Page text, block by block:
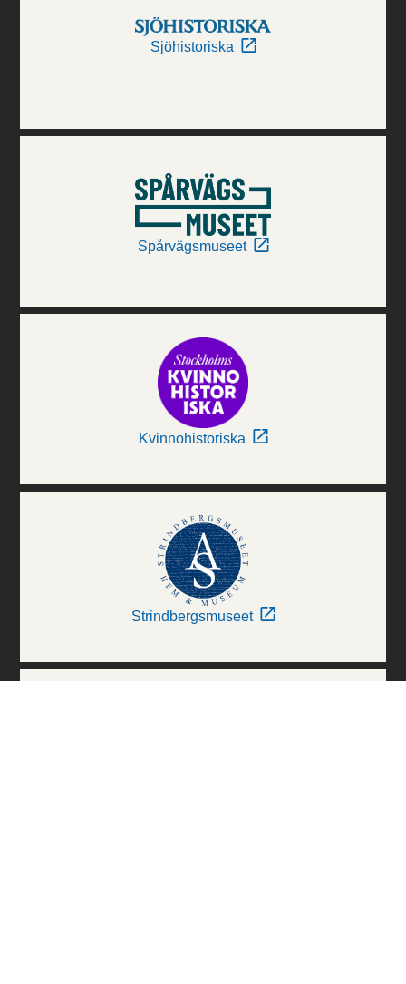
Sjöhistoriska
Spårvägsmuseet
Kvinnohistoriska
Strindbergsmuseet